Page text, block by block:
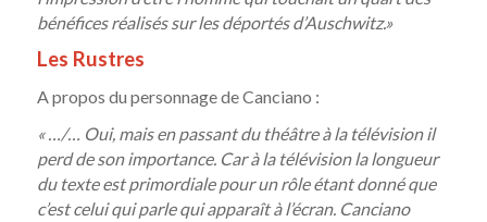
bénéfices réalisés sur les déportés d’Auschwitz.»
Les Rustres
A propos du personnage de Canciano :
« …/… Oui, mais en passant du théâtre à la télévision il
perd de son importance. Car à la télévision la longueur
du texte est primordiale pour un rôle étant donné que
c’est celui qui parle qui apparaît à l’écran. Canciano